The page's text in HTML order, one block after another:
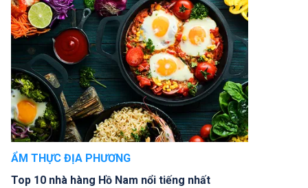
ẨM THỰC ĐỊA PHƯƠNG
Top 10 nhà hàng Hồ Nam nổi tiếng nhất